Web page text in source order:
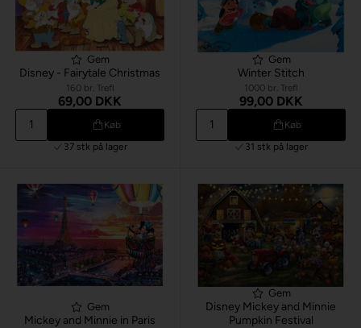
Gem
Disney - Fairytale Christmas
160 br. Trefl
69,00 DKK
Køb
37 stk på lager
Gem
Winter Stitch
1000 br. Trefl
99,00 DKK
Køb
31 stk på lager
Gem
Mickey and Minnie in Paris
Gem
Disney Mickey and Minnie
Pumpkin Festival